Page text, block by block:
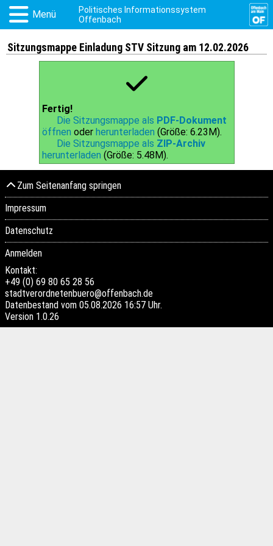
Menü
Politisches Informationssystem
Offenbach
Sitzungsmappe Einladung STV Sitzung am 12.02.2026
Fertig!
Die Sitzungsmappe als PDF-Dokument
öffnen oder herunterladen (Größe: 6.23M).
Die Sitzungsmappe als ZIP-Archiv
herunterladen (Größe: 5.48M).
Zum Seitenanfang springen
Impressum
Datenschutz
Anmelden
Kontakt:
+49 (0) 69 80 65 28 56
stadtverordnetenbuero@offenbach.de
Datenbestand vom 05.08.2026 16:57 Uhr.
Version 1.0.26